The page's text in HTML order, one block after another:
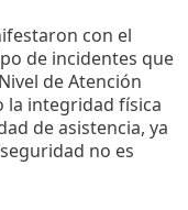
con el
de incidentes que
de Atención
la integridad física
de asistencia, ya
no es